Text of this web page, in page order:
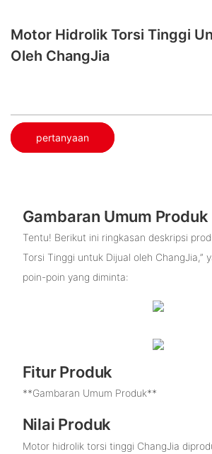
Motor Hidrolik Torsi Tinggi
Oleh ChangJia
pertanyaan
Gambaran Umum Produk
Tentu! Berikut ini ringkasan deskripsi
Torsi Tinggi untuk Dijual oleh ChangJia,”
poin-poin yang diminta:
Fitur Produk
**Gambaran Umum Produk**
Nilai Produk
Motor hidrolik torsi tinggi ChangJia